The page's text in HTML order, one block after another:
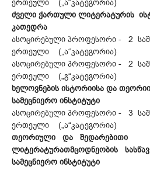
ერთეული („ა“კატეგორია)
ძველი ქართული ლიტერატურის
კათედრა
ასოცირებული პროფესორი - 2
ერთეული („ა“კატეგორია)
ასოცირებული პროფესორი - 2
ერთეული („გ“კატეგორია)
ხელოვნების ისტორიისა და
სამეცნიერო ინსტიტუტი
ასოცირებული პროფესორი - 3
ერთეული („ა“კატეგორია)
თეორიული და შედარებითი
ლიტერატურათმცოდნეობის
სამეცნიერო ინსტიტუტი